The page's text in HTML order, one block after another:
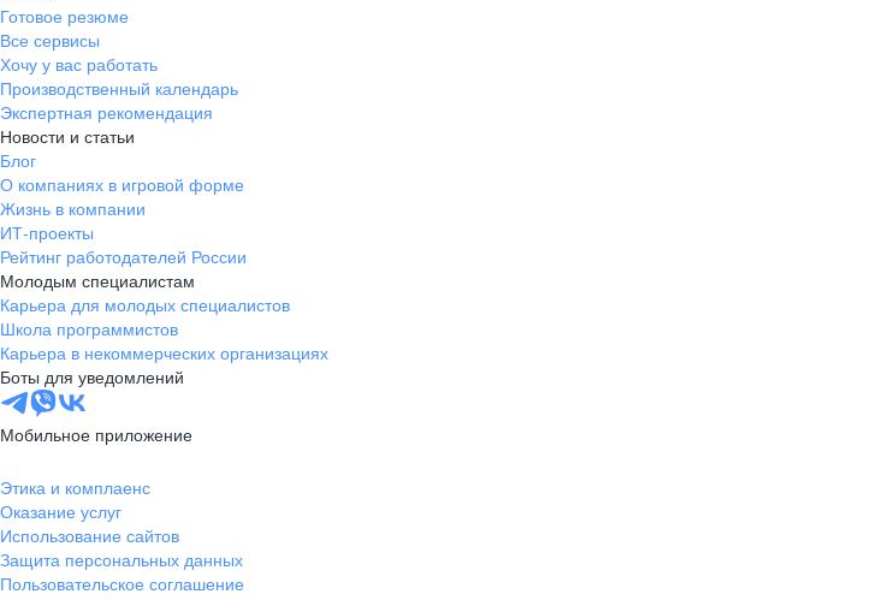
Готовое резюме
Все сервисы
Хочу у вас работать
Производственный календарь
Экспертная рекомендация
Новости и статьи
Блог
О компаниях в игровой форме
Жизнь в компании
ИТ-проекты
Рейтинг работодателей России
Молодым специалистам
Карьера для молодых специалистов
Школа программистов
Карьера в некоммерческих организациях
Боты для уведомлений
Мобильное приложение
Этика и комплаенс
Оказание услуг
Использование сайтов
Защита персональных данных
Пользовательское соглашение